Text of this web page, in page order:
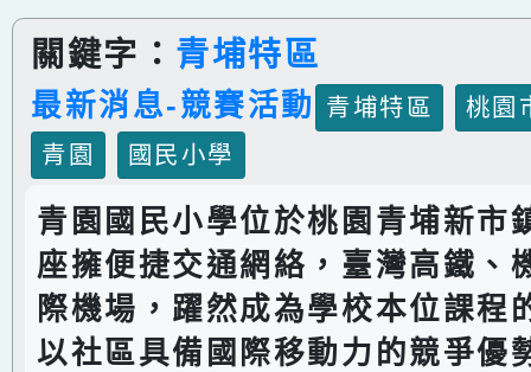
關鍵字： 青埔特區
最新消息-競賽活動 青埔特區
桃園
青園
國民小學
青園國民小學位於桃園青埔新市
座擁便捷交通網絡，臺灣高鐵、
際機場，躍然成為學校本位課程
以社區具備國際移動力的競爭優